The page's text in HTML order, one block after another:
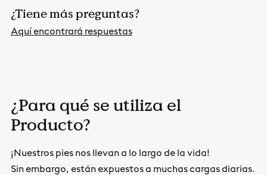
¿Tiene más preguntas?
Aquí encontrará respuestas
¿Para qué se utiliza el
Producto?
¡Nuestros pies nos llevan a lo largo de la vida!
Sin embargo, están expuestos a muchas cargas diarias.